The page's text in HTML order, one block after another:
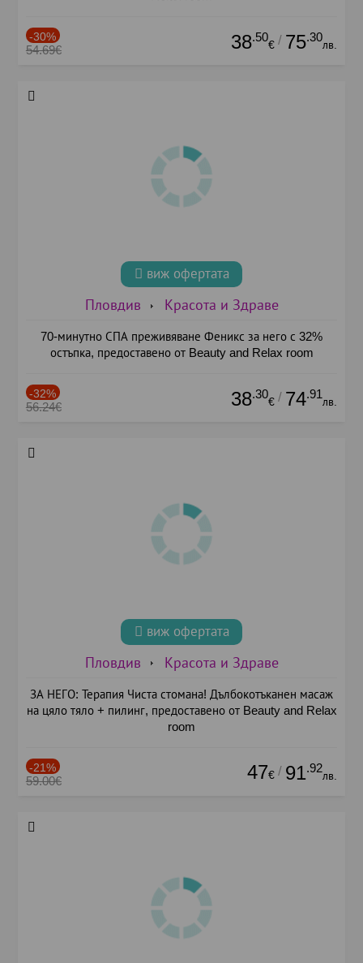
-30%
54.69€ 38.50
€ / 75.30
лв.
виж офертата
Пловдив Красота и Здраве
70-минутно СПА преживяване Феникс за него с 32%
остъпка, предоставено от Beauty and Relax room
-32%
56.24€ 38.30
€ / 74.91
лв.
виж офертата
Пловдив Красота и Здраве
ЗА НЕГО: Терапия Чиста стомана! Дълбокотъканен масаж
на цяло тяло + пилинг, предоставено от Beauty and Relax
room
-21%
59.00€ 47€ / 91.92
лв.